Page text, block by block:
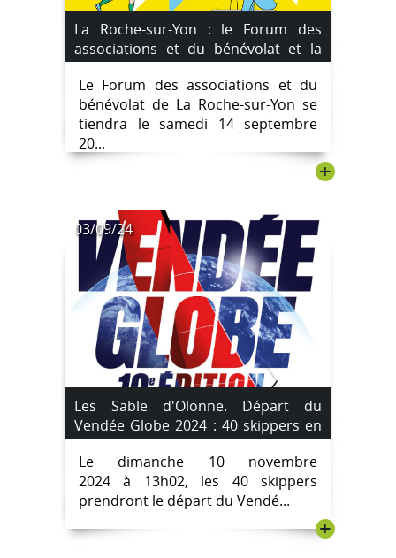
La Roche-sur-Yon : le Forum des
associations et du bénévolat et la
"Faites du sport" le samedi 14
septembre 2024
Le Forum des associations et du
bénévolat de La Roche-sur-Yon se
tiendra le samedi 14 septembre
20...
+
03/09/24
Les Sable d'Olonne. Départ du
Vendée Globe 2024 : 40 skippers en
lice.
Le dimanche 10 novembre
2024 à 13h02, les 40 skippers
prendront le départ du Vendé...
+